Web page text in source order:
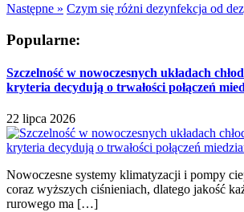
Następne » Czym się różni dezynfekcja od
Popularne:
Szczelność w nowoczesnych układach
kryteria decydują o trwałości połączeń
22 lipca 2026
Nowoczesne systemy klimatyzacji i pompy
coraz wyższych ciśnieniach, dlatego jakość
rurowego ma […]